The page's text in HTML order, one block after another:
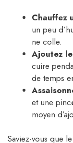
Chauffez
un peu
ne colle.
Ajoutez
cuire
de temps
et une
moyen
Saviez-vous que